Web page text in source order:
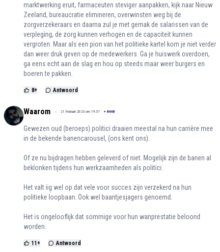
marktwerking eruit, farmaceuten steviger aanpakken, kijk naar Nieuw
Zeeland, bureaucratie elimineren, overwinsten weg bij de
zorgverzekeraars en daarna zul je met gemak de salarissen van de
verpleging, de zorg kunnen verhogen en de capaciteit kunnen
vergroten. Maar als een pion van het politieke kartel kom je niet verder
dan weer druk geven op de medewerkers. Ga je huiswerk overdoen,
ga eens echt aan de slag en hou op steeds maar weer burgers en
boeren te pakken.
8+ Antwoord
Waarom 21 februari 2023 om 19:57 + 8448
Gewezen oud (beroeps) politici draaien meestal na hun carrière mee
in de bekende banencarousel, (ons kent ons).
Of ze nu bijdragen hebben geleverd of niet. Mogelijk zijn de banen al
beklonken tijdens hun werkzaamheden als politici.
Het valt iig wel op dat vele voor succes zijn verzekerd na hun
politieke loopbaan. Ook wel baantjesjagers genoemd.
Het is ongelooflijk dat sommige voor hun wanprestatie beloond
worden.
11 + Antwoord